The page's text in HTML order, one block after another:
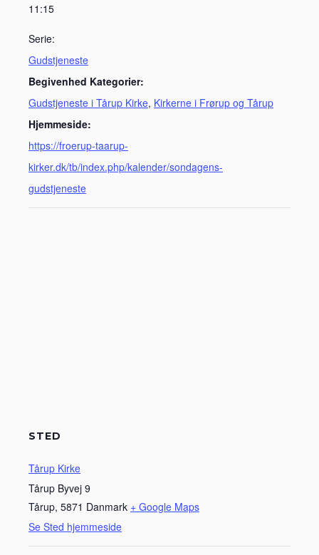
11:15
Serie:
Gudstjeneste
Begivenhed Kategorier:
Gudstjeneste i Tårup Kirke, Kirkerne i Frørup og Tårup
Hjemmeside:
https://froerup-taarup-
kirker.dk/tb/index.php/kalender/sondagens-
gudstjeneste
STED
Tårup Kirke
Tårup Byvej 9
Tårup, 5871 Danmark + Google Maps
Se Sted hjemmeside